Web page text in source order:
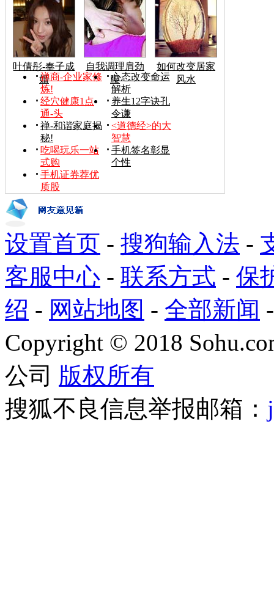
叶倩彤-奉子成
婚
自我调理肩劲
腰
如何改变居家
风水
禅商-企业家修
炼!
心态改变命运
解析
经穴健康1点
通-头
养生12字诀孔
令谦
禅-和谐家庭揭
秘!
<道德经>的大
智慧
吃喝玩乐一站
式购
手机签名彰显
个性
手机证券荐优
质股
设置首页 - 搜狗输入法 -
客服中心 - 联系方式 - 保
绍 - 网站地图 - 全部新闻
Copyright © 2018
公司 版权所有
搜狐不良信息举报邮箱：